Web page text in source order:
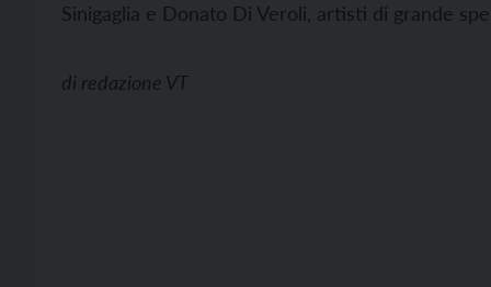
Sinigaglia e Donato Di Veroli, artisti di grande
di redazione VT